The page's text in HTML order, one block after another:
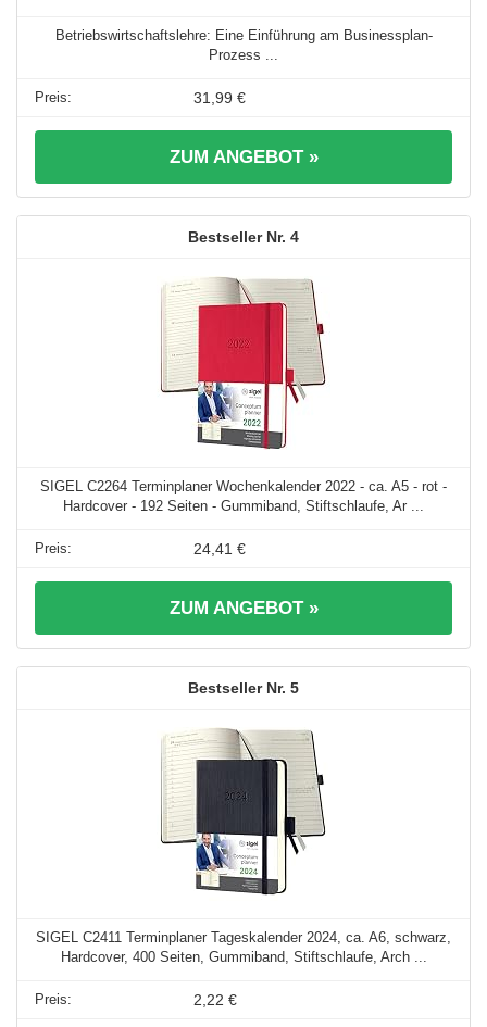
Betriebswirtschaftslehre: Eine Einführung am Businessplan-
Prozess ...
31,99 €
ZUM ANGEBOT »
4
SIGEL C2264 Terminplaner Wochenkalender 2022 - ca. A5 - rot -
Hardcover - 192 Seiten - Gummiband, Stiftschlaufe, Ar ...
24,41 €
ZUM ANGEBOT »
5
SIGEL C2411 Terminplaner Tageskalender 2024, ca. A6, schwarz,
Hardcover, 400 Seiten, Gummiband, Stiftschlaufe, Arch ...
2,22 €